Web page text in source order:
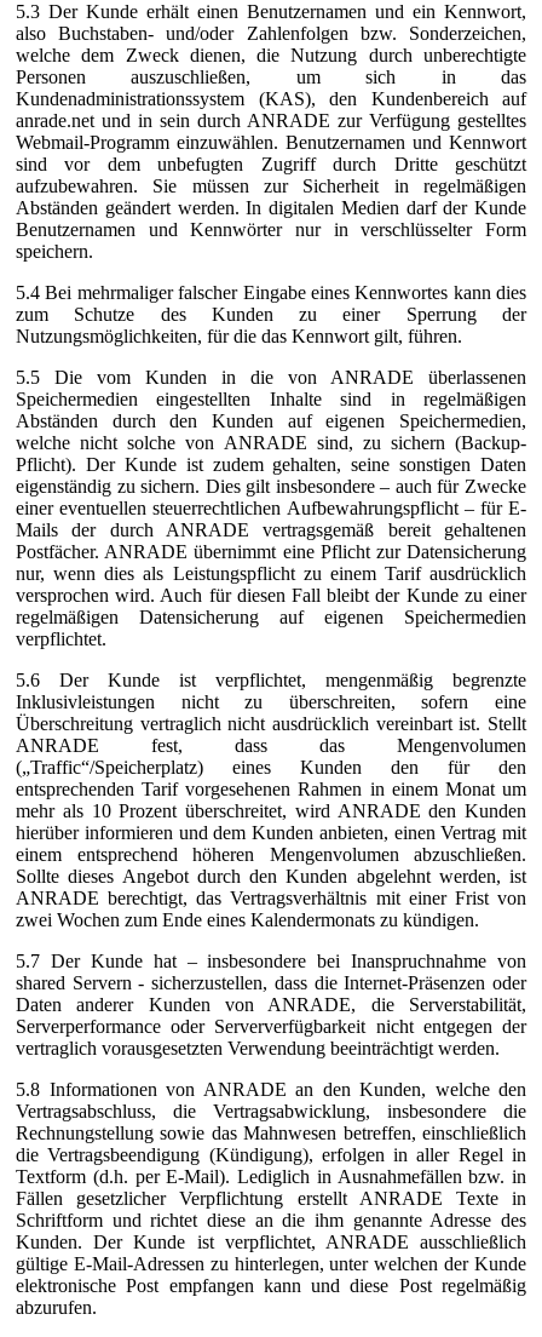
5.3 Der Kunde erhält einen Benutzernamen und ein Kennwort,
also Buchstaben- und/oder Zahlenfolgen bzw. Sonderzeichen,
welche dem Zweck dienen, die Nutzung durch unberechtigte
Personen auszuschließen, um sich in das
Kundenadministrationssystem (KAS), den Kundenbereich auf
anrade.net und in sein durch ANRADE zur Verfügung gestelltes
Webmail-Programm einzuwählen. Benutzernamen und Kennwort
sind vor dem unbefugten Zugriff durch Dritte geschützt
aufzubewahren. Sie müssen zur Sicherheit in regelmäßigen
Abständen geändert werden. In digitalen Medien darf der Kunde
Benutzernamen und Kennwörter nur in verschlüsselter Form
speichern.
5.4 Bei mehrmaliger falscher Eingabe eines Kennwortes kann dies
zum Schutze des Kunden zu einer Sperrung der
Nutzungsmöglichkeiten, für die das Kennwort gilt, führen.
5.5 Die vom Kunden in die von ANRADE überlassenen
Speichermedien eingestellten Inhalte sind in regelmäßigen
Abständen durch den Kunden auf eigenen Speichermedien,
welche nicht solche von ANRADE sind, zu sichern (Backup-
Pflicht). Der Kunde ist zudem gehalten, seine sonstigen Daten
eigenständig zu sichern. Dies gilt insbesondere – auch für Zwecke
einer eventuellen steuerrechtlichen Aufbewahrungspflicht – für E-
Mails der durch ANRADE vertragsgemäß bereit gehaltenen
Postfächer. ANRADE übernimmt eine Pflicht zur Datensicherung
nur, wenn dies als Leistungspflicht zu einem Tarif ausdrücklich
versprochen wird. Auch für diesen Fall bleibt der Kunde zu einer
regelmäßigen Datensicherung auf eigenen Speichermedien
verpflichtet.
5.6 Der Kunde ist verpflichtet, mengenmäßig begrenzte
Inklusivleistungen nicht zu überschreiten, sofern eine
Überschreitung vertraglich nicht ausdrücklich vereinbart ist. Stellt
ANRADE fest, dass das Mengenvolumen
(„Traffic“/Speicherplatz) eines Kunden den für den
entsprechenden Tarif vorgesehenen Rahmen in einem Monat um
mehr als 10 Prozent überschreitet, wird ANRADE den Kunden
hierüber informieren und dem Kunden anbieten, einen Vertrag mit
einem entsprechend höheren Mengenvolumen abzuschließen.
Sollte dieses Angebot durch den Kunden abgelehnt werden, ist
ANRADE berechtigt, das Vertragsverhältnis mit einer Frist von
zwei Wochen zum Ende eines Kalendermonats zu kündigen.
5.7 Der Kunde hat – insbesondere bei Inanspruchnahme von
shared Servern - sicherzustellen, dass die Internet-Präsenzen oder
Daten anderer Kunden von ANRADE, die Serverstabilität,
Serverperformance oder Serververfügbarkeit nicht entgegen der
vertraglich vorausgesetzten Verwendung beeinträchtigt werden.
5.8 Informationen von ANRADE an den Kunden, welche den
Vertragsabschluss, die Vertragsabwicklung, insbesondere die
Rechnungstellung sowie das Mahnwesen betreffen, einschließlich
die Vertragsbeendigung (Kündigung), erfolgen in aller Regel in
Textform (d.h. per E-Mail). Lediglich in Ausnahmefällen bzw. in
Fällen gesetzlicher Verpflichtung erstellt ANRADE Texte in
Schriftform und richtet diese an die ihm genannte Adresse des
Kunden. Der Kunde ist verpflichtet, ANRADE ausschließlich
gültige E-Mail-Adressen zu hinterlegen, unter welchen der Kunde
elektronische Post empfangen kann und diese Post regelmäßig
abzurufen.